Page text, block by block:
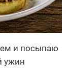
и посыпаю
ужин